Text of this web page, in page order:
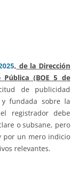
, de la Dirección
Pública (BOE 5 de
de publicidad
fundada sobre la
registrador debe
o subsane, pero
por un mero indicio
relevantes.